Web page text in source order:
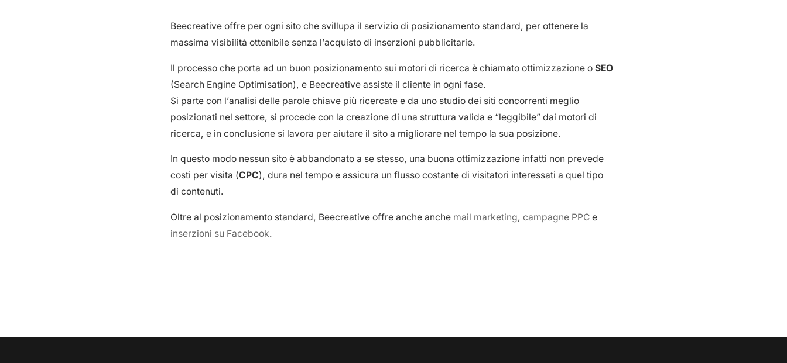
Beecreative offre per ogni sito che svillupa il servizio di posizionamento standard, per ottenere la
massima visibilità ottenibile senza l’acquisto di inserzioni pubblicitarie.
Il processo che porta ad un buon posizionamento sui motori di ricerca è chiamato ottimizzazione o SEO
(Search Engine Optimisation), e Beecreative assiste il cliente in ogni fase.
Si parte con l’analisi delle parole chiave più ricercate e da uno studio dei siti concorrenti meglio
posizionati nel settore, si procede con la creazione di una struttura valida e “leggibile” dai motori di
ricerca, e in conclusione si lavora per aiutare il sito a migliorare nel tempo la sua posizione.
In questo modo nessun sito è abbandonato a se stesso, una buona ottimizzazione infatti non prevede
costi per visita (CPC), dura nel tempo e assicura un flusso costante di visitatori interessati a quel tipo
di contenuti.
Oltre al posizionamento standard, Beecreative offre anche anche mail marketing, campagne PPCe
inserzioni su Facebook.